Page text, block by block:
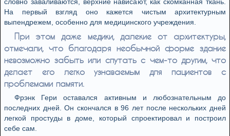
На первый взгляд оно кажется чистым архитектурным
выпендрежем, особенно для медицинского учреждения.
При этом даже медики, далекие от архитектуры,
отмечали, что благодаря необычной форме здание
невозможно забыть или спутать с чем-то другим, что
делает его легко узнаваемым для пациентов с
проблемами памяти.
Фрэнк Гери оставался активным и любознательным до
последних дней. Он скончался в 96 лет после нескольких дней
легкой простуды в доме, который спроектировал и построил
себе сам.